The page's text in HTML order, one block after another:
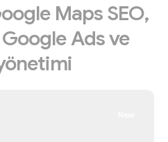
MapsSEO,
GoogleAdsve